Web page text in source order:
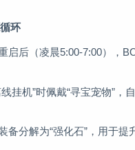
环
启后（凌晨5:00-7:00），
挂机”时佩戴“寻宝宠物”，
备分解为“强化石”，用于提